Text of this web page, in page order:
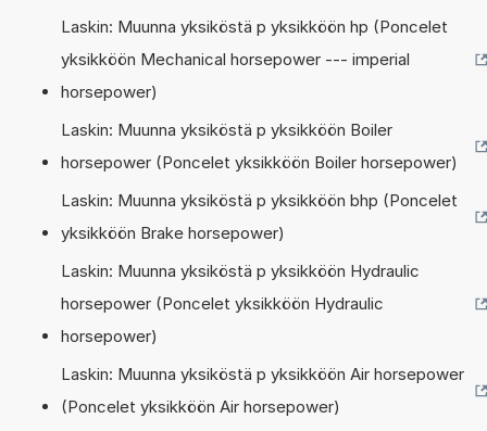
Laskin: Muunna yksiköstä p yksikköön hp (Poncelet
yksikköön Mechanical horsepower --- imperial
horsepower)
Laskin: Muunna yksiköstä p yksikköön Boiler
horsepower (Poncelet yksikköön Boiler horsepower)
Laskin: Muunna yksiköstä p yksikköön bhp (Poncelet
yksikköön Brake horsepower)
Laskin: Muunna yksiköstä p yksikköön Hydraulic
horsepower (Poncelet yksikköön Hydraulic
horsepower)
Laskin: Muunna yksiköstä p yksikköön Air horsepower
(Poncelet yksikköön Air horsepower)